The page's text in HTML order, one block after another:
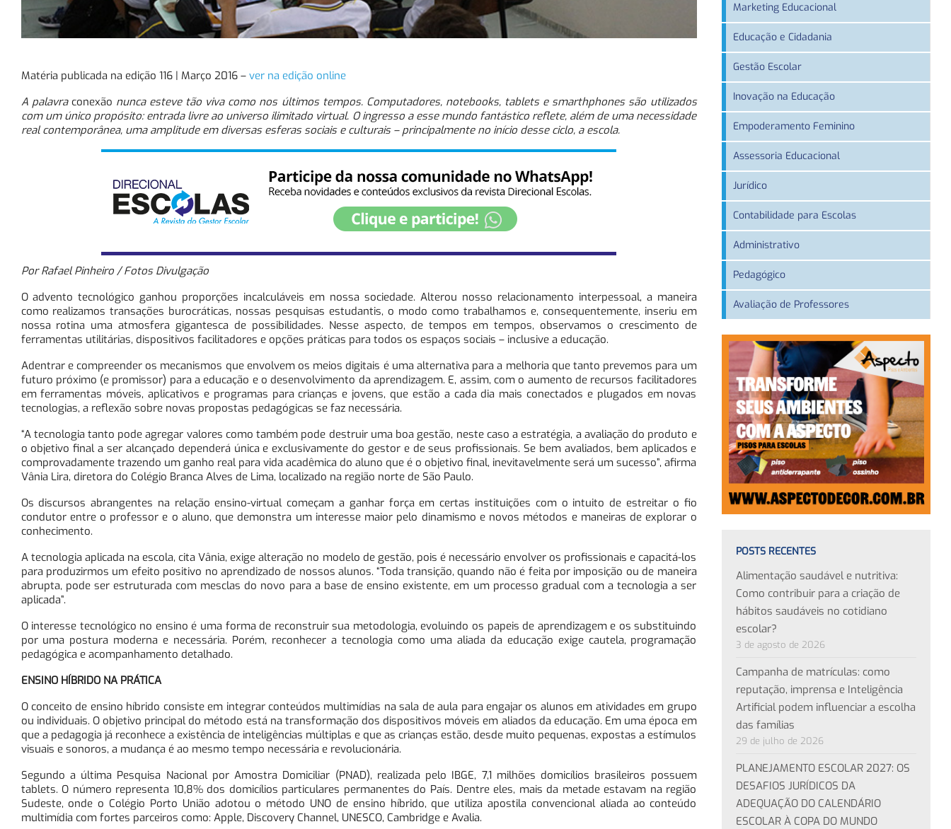
Matéria publicada na edição 116 | Março 2016 – ver na edição online
A palavra conexão nunca esteve tão viva como nos últimos tempos. Computadores, notebooks, tablets e smarthphones são utilizados
com um único propósito: entrada livre ao universo ilimitado virtual. O ingresso a esse mundo fantástico reflete, além de uma necessidade
real contemporânea, uma amplitude em diversas esferas sociais e culturais – principalmente no início desse ciclo, a escola.
Por Rafael Pinheiro / Fotos Divulgação
O advento tecnológico ganhou proporções incalculáveis em nossa sociedade. Alterou nosso relacionamento interpessoal, a maneira
como realizamos transações burocráticas, nossas pesquisas estudantis, o modo como trabalhamos e, consequentemente, inseriu em
nossa rotina uma atmosfera gigantesca de possibilidades. Nesse aspecto, de tempos em tempos, observamos o crescimento de
ferramentas utilitárias, dispositivos facilitadores e opções práticas para todos os espaços sociais – inclusive a educação.
Adentrar e compreender os mecanismos que envolvem os meios digitais é uma alternativa para a melhoria que tanto prevemos para um
futuro próximo (e promissor) para a educação e o desenvolvimento da aprendizagem. E, assim, com o aumento de recursos facilitadores
em ferramentas móveis, aplicativos e programas para crianças e jovens, que estão a cada dia mais conectados e plugados em novas
tecnologias, a reflexão sobre novas propostas pedagógicas se faz necessária.
“A tecnologia tanto pode agregar valores como também pode destruir uma boa gestão, neste caso a estratégia, a avaliação do produto e
o objetivo final a ser alcançado dependerá única e exclusivamente do gestor e de seus profissionais. Se bem avaliados, bem aplicados e
comprovadamente trazendo um ganho real para vida acadêmica do aluno que é o objetivo final, inevitavelmente será um sucesso”, afirma
Vânia Lira, diretora do Colégio Branca Alves de Lima, localizado na região norte de São Paulo.
Os discursos abrangentes na relação ensino-virtual começam a ganhar força em certas instituições com o intuito de estreitar o fio
condutor entre o professor e o aluno, que demonstra um interesse maior pelo dinamismo e novos métodos e maneiras de explorar o
conhecimento.
A tecnologia aplicada na escola, cita Vânia, exige alteração no modelo de gestão, pois é necessário envolver os profissionais e capacitá-los
para produzirmos um efeito positivo no aprendizado de nossos alunos. “Toda transição, quando não é feita por imposição ou de maneira
abrupta, pode ser estruturada com mesclas do novo para a base de ensino existente, em um processo gradual com a tecnologia a ser
aplicada”.
O interesse tecnológico no ensino é uma forma de reconstruir sua metodologia, evoluindo os papeis de aprendizagem e os substituindo
por uma postura moderna e necessária. Porém, reconhecer a tecnologia como uma aliada da educação exige cautela, programação
pedagógica e acompanhamento detalhado.
ENSINO HÍBRIDO NA PRÁTICA
O conceito de ensino híbrido consiste em integrar conteúdos multimídias na sala de aula para engajar os alunos em atividades em grupo
ou individuais. O objetivo principal do método está na transformação dos dispositivos móveis em aliados da educação. Em uma época em
que a pedagogia já reconhece a existência de inteligências múltiplas e que as crianças estão, desde muito pequenas, expostas a estímulos
visuais e sonoros, a mudança é ao mesmo tempo necessária e revolucionária.
Segundo a última Pesquisa Nacional por Amostra Domiciliar (PNAD), realizada pelo IBGE, 7,1 milhões domicílios brasileiros possuem
tablets. O número representa 10,8% dos domicílios particulares permanentes do País. Dentre eles, mais da metade estavam na região
Sudeste, onde o Colégio Porto União adotou o método UNO de ensino híbrido, que utiliza apostila convencional aliada ao conteúdo
multimídia com fortes parceiros como: Apple, Discovery Channel, UNESCO, Cambridge e Avalia.
Marketing Educacional
Educação e Cidadania
Gestão Escolar
Inovação na Educação
Empoderamento Feminino
Assessoria Educacional
Jurídico
Contabilidade para Escolas
Administrativo
Pedagógico
Avaliação de Professores
POSTS RECENTES
Alimentação saudável e nutritiva:
Como contribuir para a criação de
hábitos saudáveis no cotidiano
escolar?
3 de agosto de 2026
Campanha de matrículas: como
reputação, imprensa e Inteligência
Artificial podem influenciar a escolha
das famílias
29 de julho de 2026
PLANEJAMENTO ESCOLAR 2027: OS
DESAFIOS JURÍDICOS DA
ADEQUAÇÃO DO CALENDÁRIO
ESCOLAR À COPA DO MUNDO